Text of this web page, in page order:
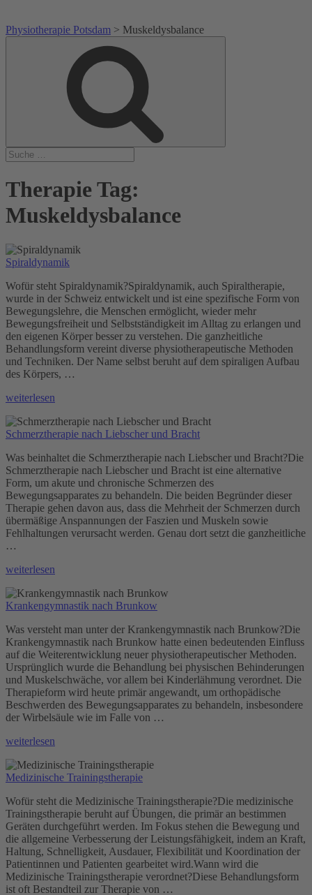
Physiotherapie Potsdam > Muskeldysbalance
Therapie Tag:
Muskeldysbalance
Spiraldynamik
Wofür steht Spiraldynamik?Spiraldynamik, auch Spiraltherapie,
wurde in der Schweiz entwickelt und ist eine spezifische Form von
Bewegungslehre, die Menschen ermöglicht, wieder mehr
Bewegungsfreiheit und Selbstständigkeit im Alltag zu erlangen und
den eigenen Körper besser zu verstehen. Die ganzheitliche
Behandlungsform vereint diverse physiotherapeutische Methoden
und Techniken. Der Name selbst beruht auf dem spiraligen Aufbau
des Körpers, …
„Spiraldynamik“
weiterlesen
Schmerztherapie nach Liebscher und Bracht
Was beinhaltet die Schmerztherapie nach Liebscher und Bracht?Die
Schmerztherapie nach Liebscher und Bracht ist eine alternative
Form, um akute und chronische Schmerzen des
Bewegungsapparates zu behandeln. Die beiden Begründer dieser
Therapie gehen davon aus, dass die Mehrheit der Schmerzen durch
übermäßige Anspannungen der Faszien und Muskeln sowie
Fehlhaltungen verursacht werden. Genau dort setzt die ganzheitliche
…
„Schmerztherapie
Liebscher
und
weiterlesen
Krankengymnastik nach Brunkow
Was versteht man unter der Krankengymnastik nach Brunkow?Die
Krankengymnastik nach Brunkow hatte einen bedeutenden Einfluss
auf die Weiterentwicklung neuer physiotherapeutischer Methoden.
Ursprünglich wurde die Behandlung bei physischen Behinderungen
und Muskelschwäche, vor allem bei Kinderlähmung verordnet. Die
Therapieform wird heute primär angewandt, um orthopädische
Beschwerden des Bewegungsapparates zu behandeln, insbesondere
der Wirbelsäule wie im Falle von …
„Krankengymnastik
Brunkow“
weiterlesen
Medizinische Trainingstherapie
Wofür steht die Medizinische Trainingstherapie?Die medizinische
Trainingstherapie beruht auf Übungen, die primär an bestimmen
Geräten durchgeführt werden. Im Fokus stehen die Bewegung und
die allgemeine Verbesserung der Leistungsfähigkeit, indem an Kraft,
Haltung, Schnelligkeit, Ausdauer, Flexibilität und Koordination der
Patientinnen und Patienten gearbeitet wird.Wann wird die
Medizinische Trainingstherapie verordnet?Diese Behandlungsform
ist oft Bestandteil zur Therapie von …